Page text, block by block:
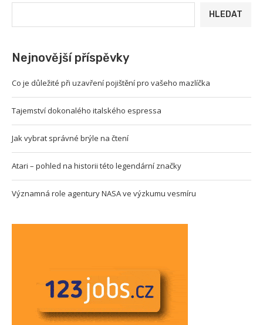
HLEDAT
Nejnovější příspěvky
Co je důležité při uzavření pojištění pro vašeho mazlíčka
Tajemství dokonalého italského espressa
Jak vybrat správné brýle na čtení
Atari – pohled na historii této legendární značky
Významná role agentury NASA ve výzkumu vesmíru